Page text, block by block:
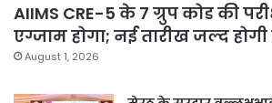
AIIMS CRE-5 के 7 ग्रुप कोड की
एग्जाम होगा; नई तारीख जल्द होगी
August 1, 2026